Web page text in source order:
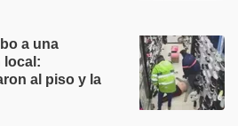
a una
local:
al piso y la